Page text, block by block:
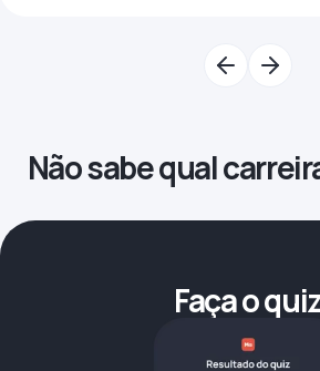
Não sabe qual
Faça o